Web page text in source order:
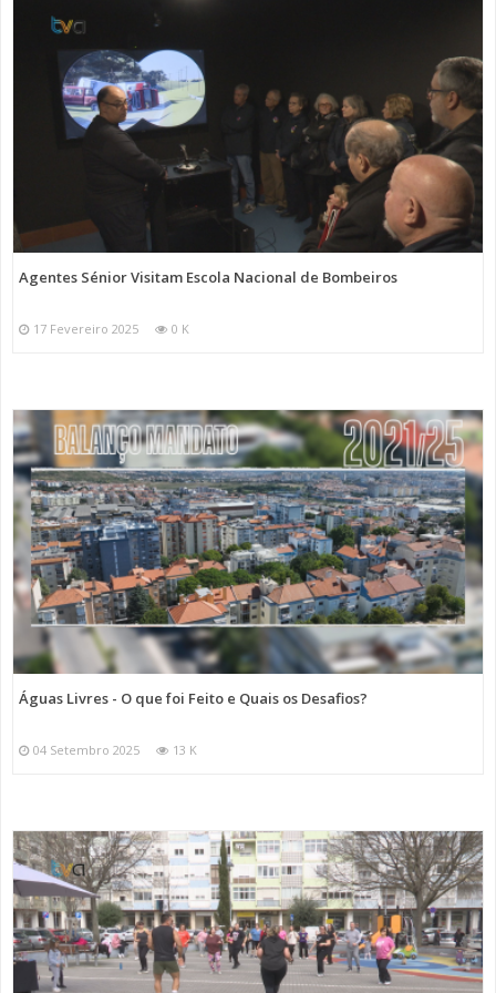
Agentes Sénior Visitam Escola Nacional de Bombeiros
17 Fevereiro 2025 0 K
Águas Livres - O que foi Feito e Quais os Desafios?
04 Setembro 2025 13 K